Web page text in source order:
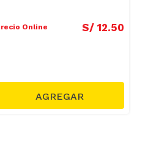
Online S/ 12.50